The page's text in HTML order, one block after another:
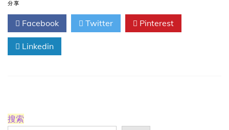
分享
Facebook Twitter Pinterest
Linkedin
搜索